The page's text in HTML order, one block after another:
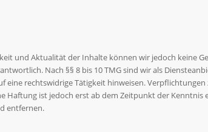
und Aktualität der Inhalte können wir jedoch keine
Nach §§ 8 bis 10 TMG sind wir als
rechtswidrige Tätigkeit hinweisen.
ist jedoch erst ab dem Zeitpunkt der Kenntnis
entfernen.